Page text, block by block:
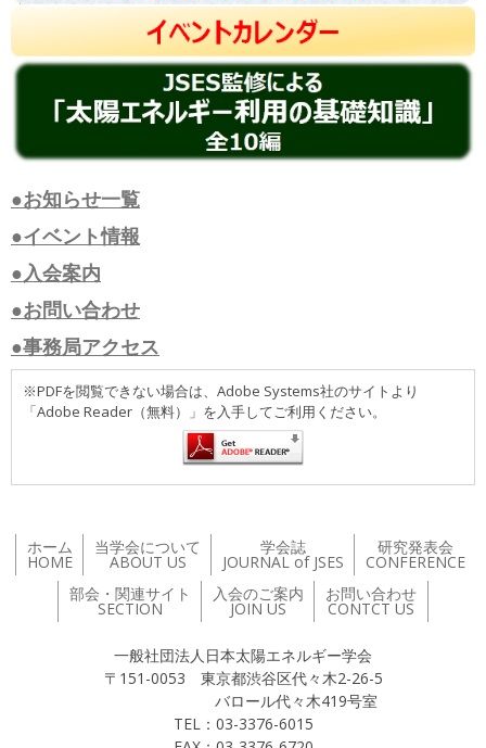
●お知らせ一覧
●イベント情報
●入会案内
●お問い合わせ
●事務局アクセス
※PDFを閲覧できない場合は、Adobe Systems社のサイトより
「Adobe Reader（無料）」を入手してご利用ください。
ホーム
HOME
当学会について
ABOUT US
学会誌
JOURNAL of JSES
研究発表会
CONFERENCE
部会・関連サイト
SECTION
入会のご案内
JOIN US
お問い合わせ
CONTCT US
一般社団法人日本太陽エネルギー学会
〒151-0053 東京都渋谷区代々木2-26-5
バロール代々木419号室
TEL：03-3376-6015